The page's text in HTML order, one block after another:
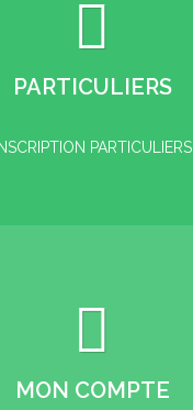
PARTICULIERS
INSCRIPTION PARTICULIERS
MON COMPTE